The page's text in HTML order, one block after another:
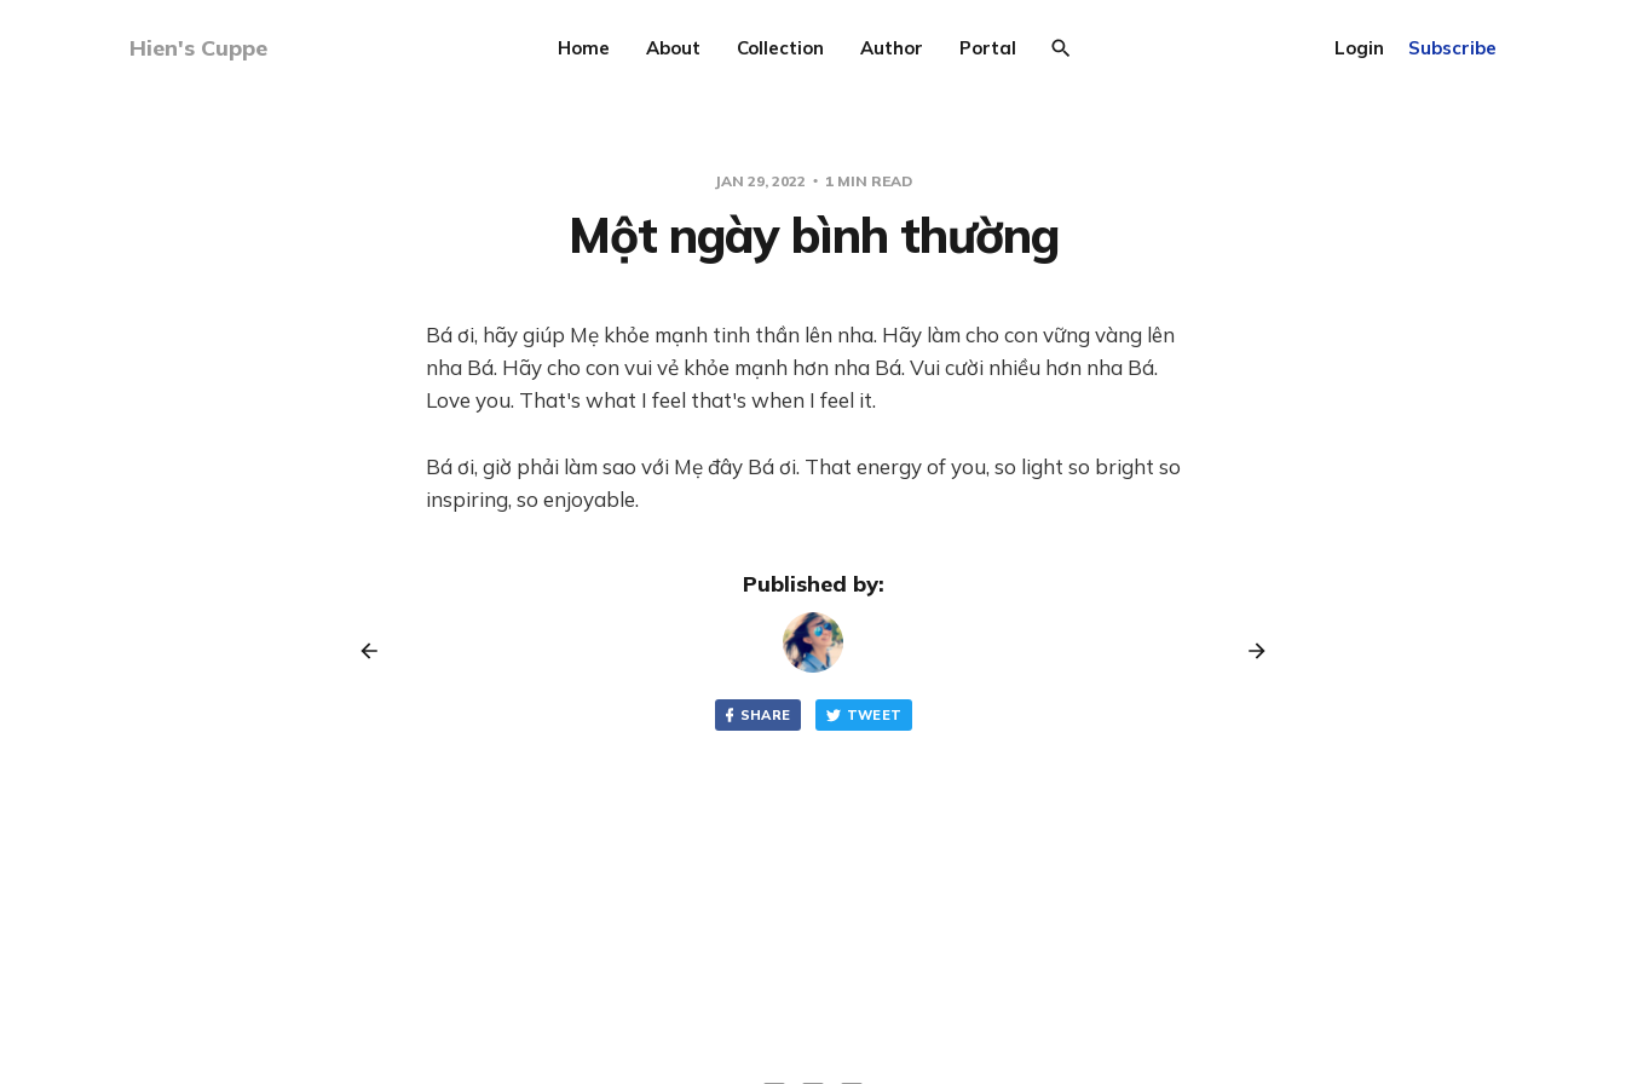
Hien's Cuppe Home About Collection Author Portal Login Subscribe
JAN 29, 2022 1 MIN READ
Một ngày bình thường
Bá ơi, hãy giúp Mẹ khỏe mạnh tinh thần lên nha. Hãy làm cho con vững vàng lên
nha Bá. Hãy cho con vui vẻ khỏe mạnh hơn nha Bá. Vui cười nhiều hơn nha Bá.
Love you. That's what I feel that's when I feel it.
Bá ơi, giờ phải làm sao với Mẹ đây Bá ơi. That energy of you, so light so bright so
inspiring, so enjoyable.
Published by:
SHARE TWEET